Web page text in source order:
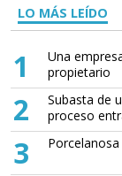
LO MÁS LEÍDO
1
Una
propietario
2
Subasta de
proceso
3